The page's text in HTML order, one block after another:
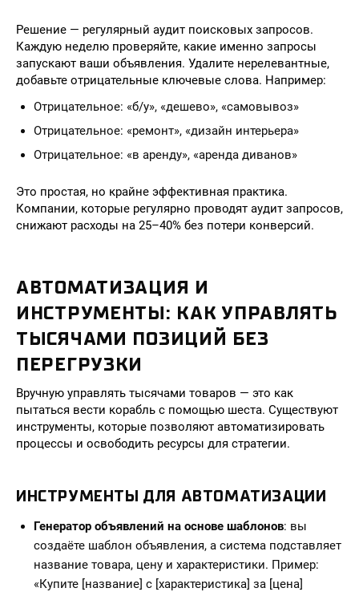
Решение — регулярный аудит поисковых запросов.
Каждую неделю проверяйте, какие именно запросы
запускают ваши объявления. Удалите нерелевантные,
добавьте отрицательные ключевые слова. Например:
Отрицательное: «б/у», «дешево», «самовывоз»
Отрицательное: «ремонт», «дизайн интерьера»
Отрицательное: «в аренду», «аренда диванов»
Это простая, но крайне эффективная практика.
Компании, которые регулярно проводят аудит запросов,
снижают расходы на 25–40% без потери конверсий.
АВТОМАТИЗАЦИЯ И
ИНСТРУМЕНТЫ: КАК УПРАВЛЯТЬ
ТЫСЯЧАМИ ПОЗИЦИЙ БЕЗ
ПЕРЕГРУЗКИ
Вручную управлять тысячами товаров — это как
пытаться вести корабль с помощью шеста. Существуют
инструменты, которые позволяют автоматизировать
процессы и освободить ресурсы для стратегии.
ИНСТРУМЕНТЫ ДЛЯ АВТОМАТИЗАЦИИ
Генератор объявлений на основе шаблонов: вы
создаёте шаблон объявления, а система подставляет
название товара, цену и характеристики. Пример:
«Купите [название] с [характеристика] за [цена]